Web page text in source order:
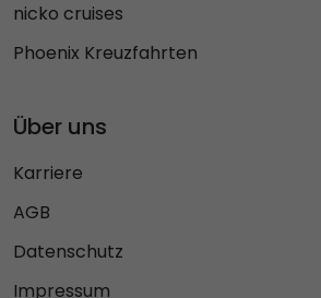
nicko cruises
Phoenix Kreuzfahrten
Über uns
Karriere
AGB
Datenschutz
Impressum